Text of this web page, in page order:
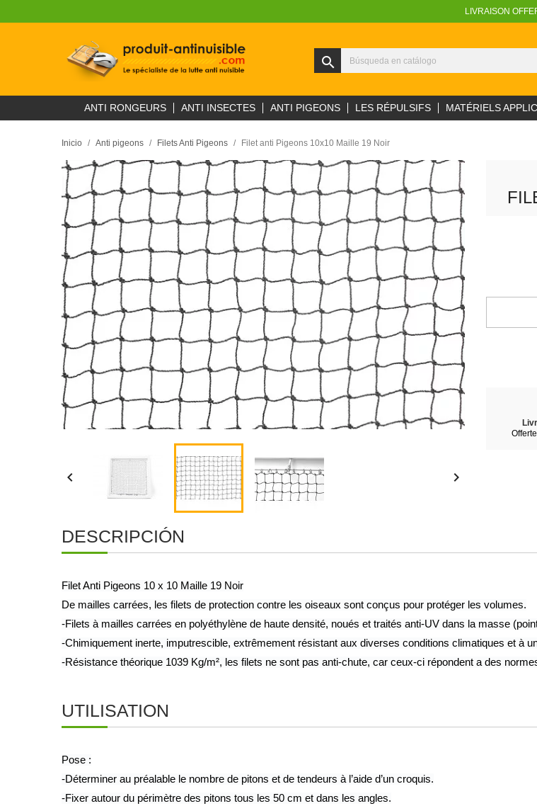
LIVRAISON
search
ANTI RONGEURS ANTI INSECTES ANTI PIGEONS LES RÉPULSIFS MATÉRIELS
Inicio Anti pigeons Filets Anti Pigeons Filet anti Pigeons 10x10 Maille 19 Noir
 
DESCRIPCIÓN
Filet Anti Pigeons 10 x 10 Maille 19 Noir
De mailles carrées, les filets de protection contre les oiseaux sont conçus pour protéger les volumes.
-Filets à mailles carrées en polyéthylène de haute densité, noués et traités anti-UV dans la masse
-Chimiquement inerte, imputrescible, extrêmement résistant aux diverses conditions climatiques et à
-Résistance théorique 1039 Kg/m², les filets ne sont pas anti-chute, car ceux-ci répondent a des
UTILISATION
Pose :
-Déterminer au préalable le nombre de pitons et de tendeurs à l’aide d’un croquis.
-Fixer autour du périmètre des pitons tous les 50 cm et dans les angles.